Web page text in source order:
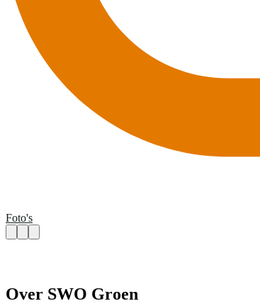
Foto's
Over SWO Groen